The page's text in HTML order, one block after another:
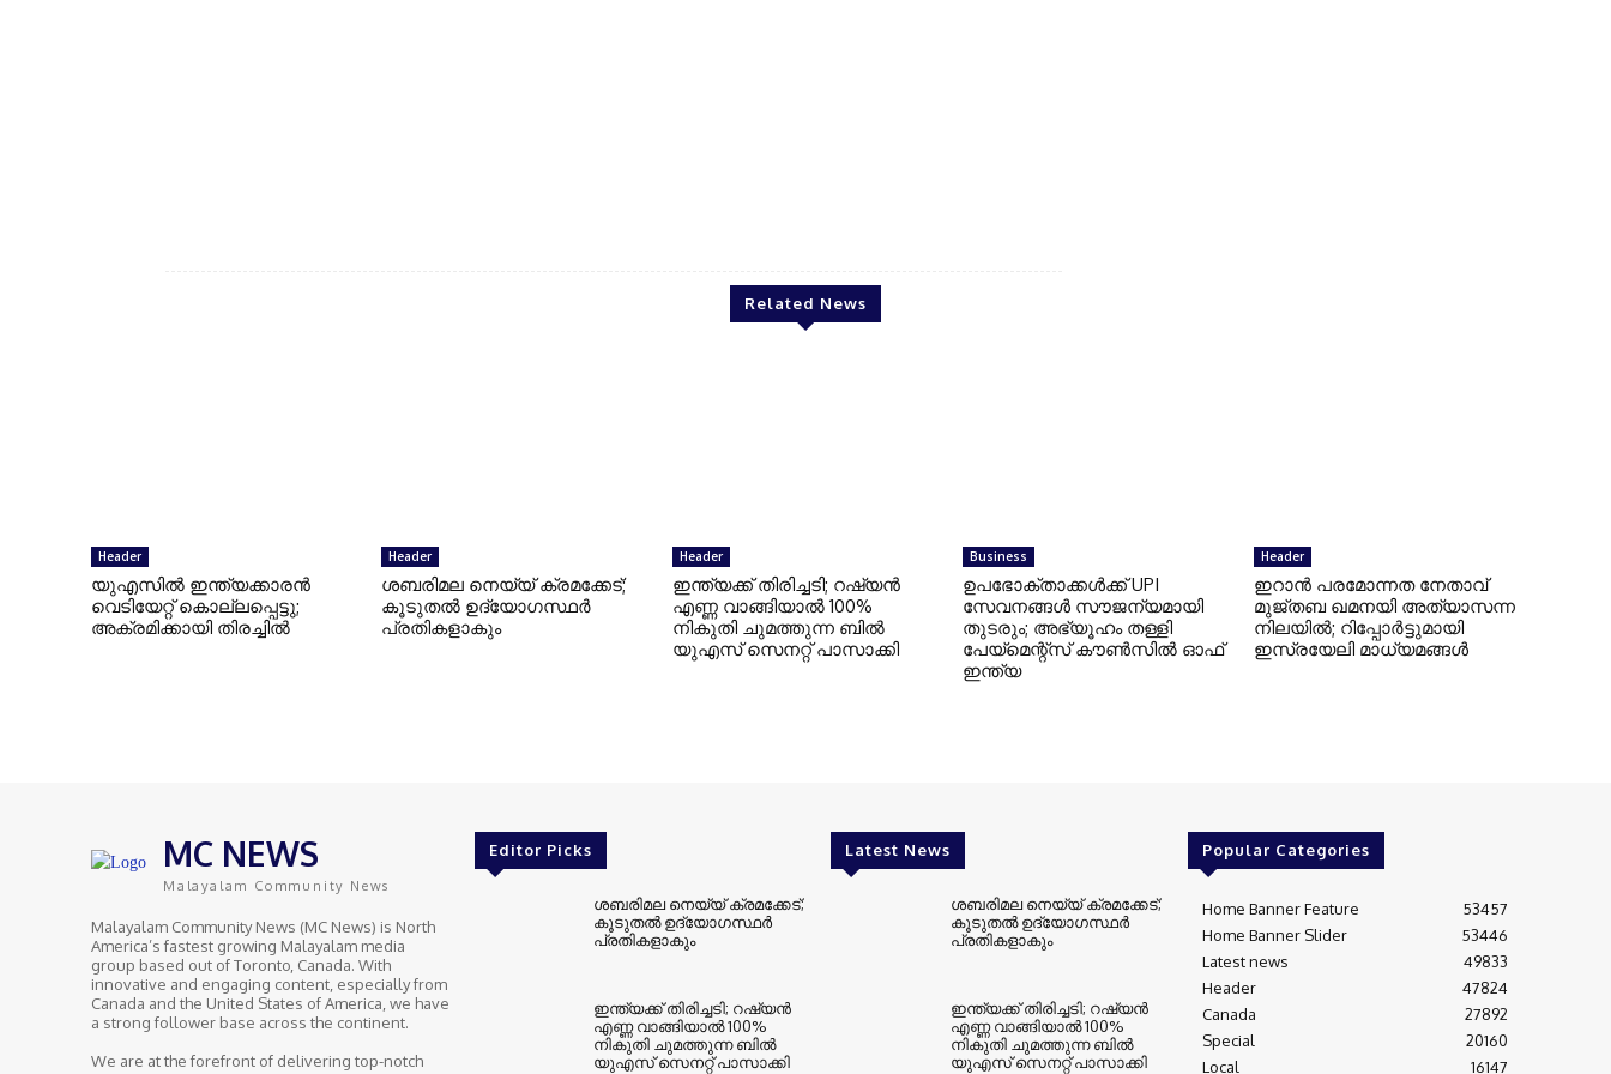
Related News
Header
യുഎസില്‍ ഇന്ത്യക്കാരന്‍
വെടിയേറ്റ് കൊല്ലപ്പെട്ടു;
അക്രമിക്കായി തിരച്ചില്‍
Header
ശബരിമല നെയ്യ് ക്രമക്കേട്;
കൂടുതല്‍ ഉദ്യോഗസ്ഥര്‍
പ്രതികളാകും
Header
ഇന്ത്യക്ക് തിരിച്ചടി; റഷ്യന്‍
എണ്ണ വാങ്ങിയാല്‍ 100%
നികുതി ചുമത്തുന്ന ബില്‍
യുഎസ് സെനറ്റ് പാസാക്കി
Business
ഉപഭോക്താക്കള്‍ക്ക് UPI
സേവനങ്ങള്‍ സൗജന്യമായി
തുടരും; അഭ്യൂഹം തള്ളി
പേയ്മെന്റ്‌സ് കൗണ്‍സില്‍ ഓഫ്
ഇന്ത്യ
Header
ഇറാന്‍ പരമോന്നത നേതാവ്
മുജ്തബ ഖമനയി അത്യാസന്ന
നിലയില്‍; റിപ്പോര്‍ട്ടുമായി
ഇസ്രയേലി മാധ്യമങ്ങള്‍
MC NEWS
Malayalam Community News
Malayalam Community News (MC News) is North
America’s fastest growing Malayalam media
group based out of Toronto, Canada. With
innovative and engaging content, especially from
Canada and the United States of America, we have
a strong follower base across the continent.
We are at the forefront of delivering top-notch
Editor Picks
ശബരിമല നെയ്യ് ക്രമക്കേട്;
കൂടുതല്‍ ഉദ്യോഗസ്ഥര്‍
പ്രതികളാകും
ഇന്ത്യക്ക് തിരിച്ചടി; റഷ്യന്‍
എണ്ണ വാങ്ങിയാല്‍ 100%
നികുതി ചുമത്തുന്ന ബില്‍
യുഎസ് സെനറ്റ് പാസാക്കി
Latest News
ശബരിമല നെയ്യ് ക്രമക്കേട്;
കൂടുതല്‍ ഉദ്യോഗസ്ഥര്‍
പ്രതികളാകും
ഇന്ത്യക്ക് തിരിച്ചടി; റഷ്യന്‍
എണ്ണ വാങ്ങിയാല്‍ 100%
നികുതി ചുമത്തുന്ന ബില്‍
യുഎസ് സെനറ്റ് പാസാക്കി
Popular Categories
Home Banner Feature
53457
Home Banner Slider
53446
Latest news
49833
Header
47824
Canada
27892
Special
20160
Local
16147